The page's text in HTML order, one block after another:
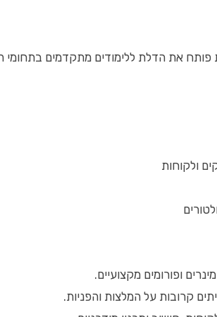
את הדלת ללימודים מתקדמים בתחומי
ולקוחות